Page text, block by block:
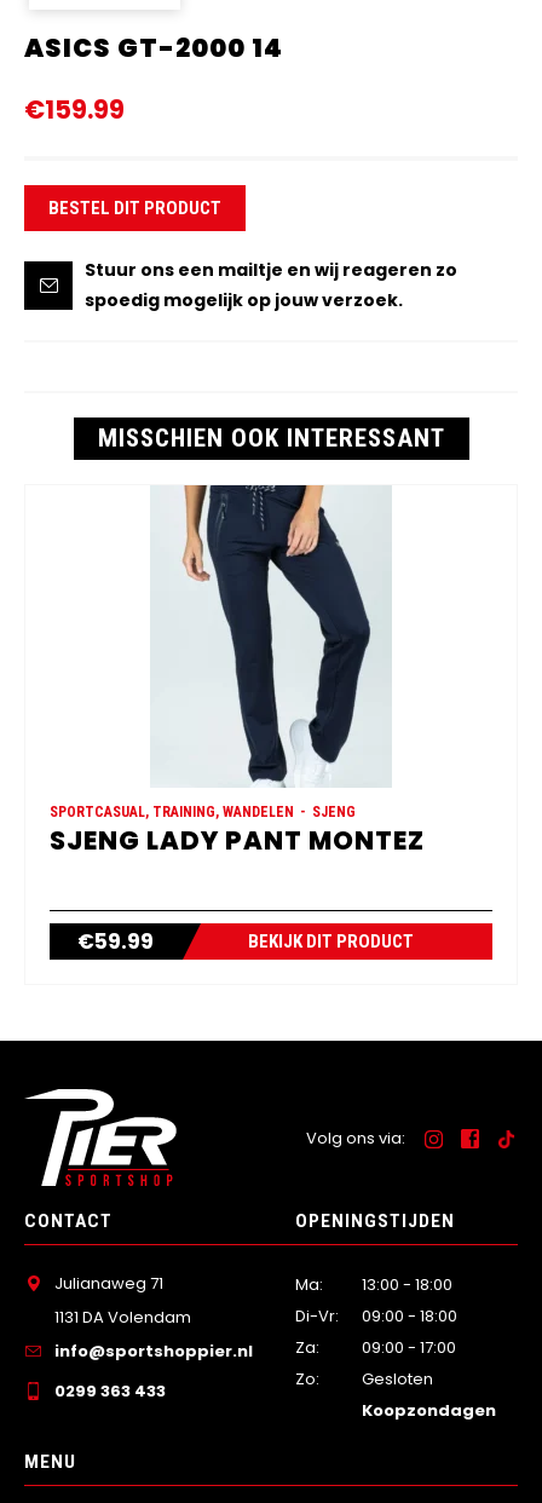
ASICS GT-2000 14
€159.99
BESTEL DIT PRODUCT
Stuur ons een mailtje en wij reageren zo
spoedig mogelijk op jouw verzoek.
MISSCHIEN OOK INTERESSANT
SPORTCASUAL, TRAINING, WANDELEN SJENG
SJENG LADY PANT MONTEZ
€59.99 BEKIJK DIT PRODUCT
Volg ons via:
CONTACT
Julianaweg 71
1131 DA Volendam
info@sportshoppier.nl
0299 363 433
OPENINGSTIJDEN
Ma:
13:00 - 18:00
Di-Vr:
09:00 - 18:00
Za:
09:00 - 17:00
Zo:
Gesloten
Koopzondagen
MENU